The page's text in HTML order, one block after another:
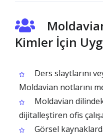
Kimler İçin
Ders slaytlarını
Moldavian notlarını
Moldavian
dijitalleştiren ofis
Görsel